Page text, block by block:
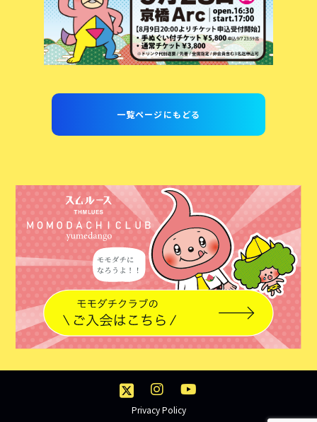
一覧ページにもどる
Privacy Policy